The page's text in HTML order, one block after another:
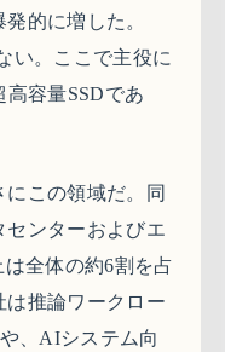
的に増した。
い。ここで主役に
容量SSDであ
この領域だ。同
センターおよびエ
全体の約6割を占
は推論ワークロー
、AIシステム向